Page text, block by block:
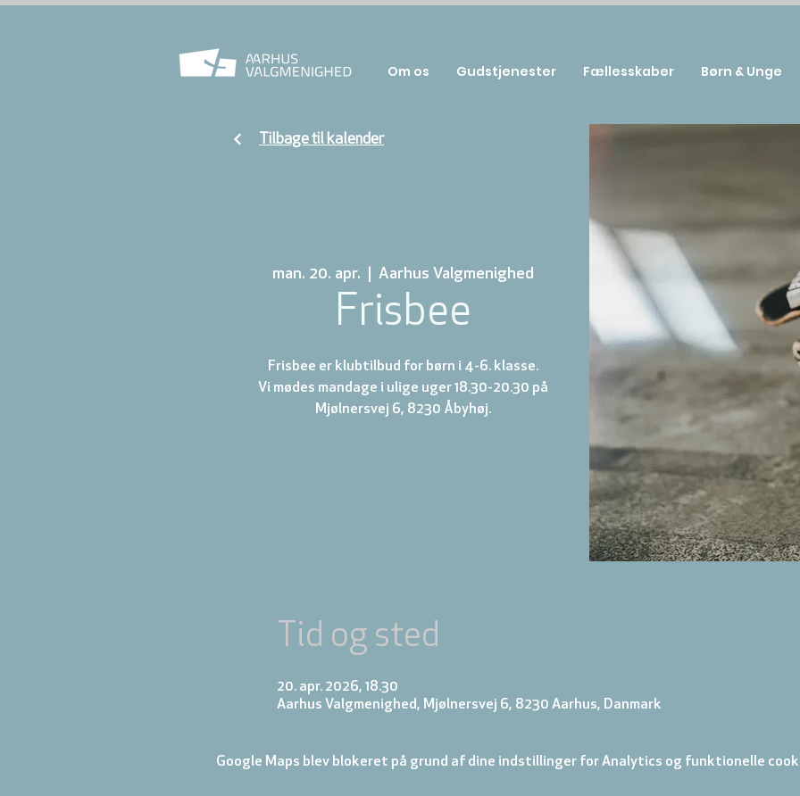
man. 20. apr. Aarhus Valgmenighed
Frisbee
Frisbee er klubtilbud for børn i 4-6. klasse.
Vi mødes mandage i ulige uger 18.30-20.30 på
Mjølnersvej 6, 8230 Åbyhøj.
Tid og sted
20. apr. 2026, 18.30
Aarhus Valgmenighed, Mjølnersvej 6, 8230 Aarhus, Danmark
Google Maps blev blokeret på grund af dine indstillinger for Analytics og funktionelle
Tilbage til kalender
Om os Gudstjenester Fællesskaber Børn & Unge